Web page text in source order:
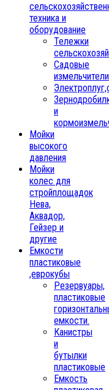
техника и
оборудование
Тележки
Садовые
измельчители
и
Мойки
высокого
давления
Мойки
колес для
стройплощадок
Нева,
Аквадор,
Гейзер и
другие
Емкости
пластиковые
,еврокубы
Резервуары,
пластиковые
емкости.
Канистры
и
бутылки
пластиковые
Емкость